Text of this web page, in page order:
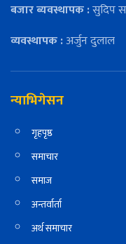
बजार ब्यवस्थापक :सुदिप
व्यवस्थापक :अर्जुन दुलाल
न्याभिगेसन
गृहपृष्ठ
समाचार
समाज
अन्तर्वार्ता
अर्थ समाचार